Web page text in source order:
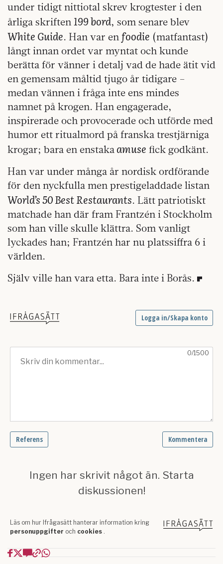
under tidigt nittiotal skrev krogtester i den
årliga skriften199 bord, som senare blev
White Guide. Han var enfoodie (matfantast)
långt innan ordet var myntat och kunde
berätta för vänner i detalj vad de hade ätit vid
en gemensam måltid tjugo år tidigare –
medan vännen i fråga inte ens mindes
namnet på krogen. Han engagerade,
inspirerade och provocerade och utförde med
humor ett ritualmord på franska trestjärniga
krogar; bara en enstaka amuse fick godkänt.
Han var under många år nordisk ordförande
för den nyckfulla men prestigeladdade listan
World’s 50 Best Restaurants. Lätt patriotiskt
matchade han där fram Frantzén i Stockholm
som han ville skulle klättra. Som vanligt
lyckades han; Frantzén har nu platssiffra 6 i
världen.
Själv ville han vara etta. Bara inte i Borås.